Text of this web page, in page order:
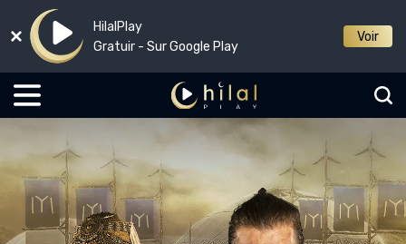
HilalPlay
Gratuir - Sur Google Play
Voir